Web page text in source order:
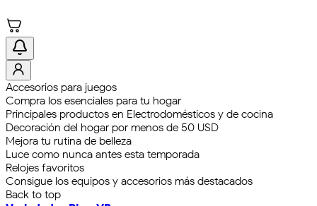
Accesorios para juegos
Compra los esenciales para tu hogar
Principales productos en Electrodomésticos y de cocina
Decoración del hogar por menos de 50 USD
Mejora tu rutina de belleza
Luce como nunca antes esta temporada
Relojes favoritos
Consigue los equipos y accesorios más destacados
Back to top